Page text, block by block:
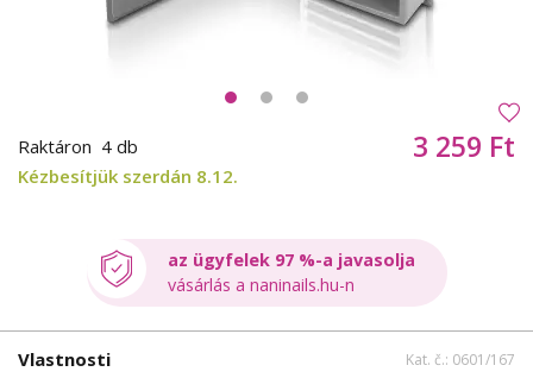
Raktáron 4 db
Kézbesítjük szerdán 8.12.
3 259 Ft
az ügyfelek 97 %-a javasolja
vásárlás a naninails.hu-n
Vlastnosti Kat. č.: 0601/167